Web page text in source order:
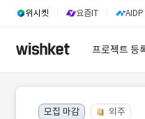
위시켓 요즘IT
프로젝트 등
모집 마감 외주